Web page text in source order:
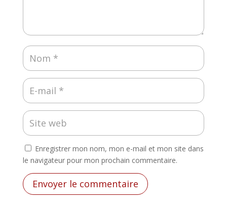
Enregistrer mon nom, mon e-mail et mon site dans
le navigateur pour mon prochain commentaire.
Envoyer le commentaire